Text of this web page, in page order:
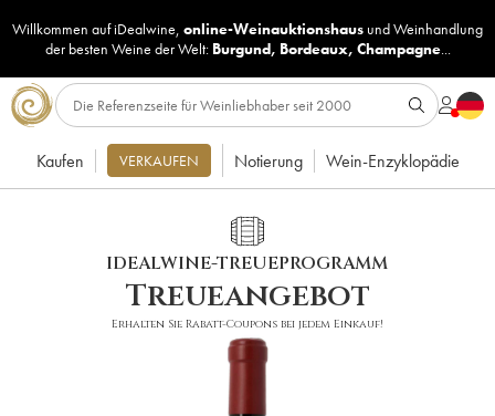
Willkommen auf iDealwine, online-Weinauktionshaus undWeinhandlung
der besten Weine der Welt: Burgund, Bordeaux, Champagne...
Kaufen VERKAUFEN Notierung Wein-Enzyklopädie
IDEALWINE-TREUEPROGRAMM
Treueangebot
Erhalten Sie Rabatt-Coupons bei jedem Einkauf!